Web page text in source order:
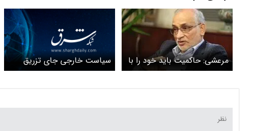
مرعشی: حاکمیت باید خود را با
خواست اکثریت جامعه سازگار
سیاست خارجی جای تزریق
شکاف‌های داخلی نیست/